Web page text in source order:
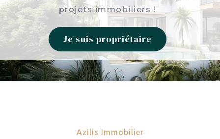
projets immobiliers !
Je suis propriétaire
Azilis Immobilier